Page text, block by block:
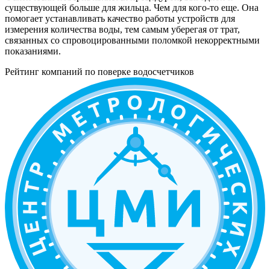
существующей больше для жильца. Чем для кого-то еще. Она
помогает устанавливать качество работы устройств для
измерения количества воды, тем самым уберегая от трат,
связанных со спровоцированными поломкой некорректными
показаниями.
Рейтинг компаний по поверке водосчетчиков